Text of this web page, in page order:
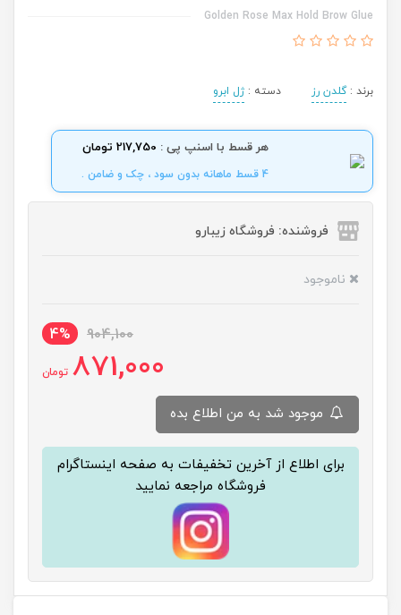
Golden Rose Max Hold Brow Glue
برند :گلدن رز دسته : ژل ابرو
هر قسط با اسنپ پی : 217,750 تومان
4 قسط ماهانه بدون سود ، چک و ضامن .
فروشنده: فروشگاه زیبارو
ناموجود
904,100
4%
871,000 تومان
برای اطلاع از آخرین تخفیفات به صفحه اینستاگرام
فروشگاه مراجعه نمایید